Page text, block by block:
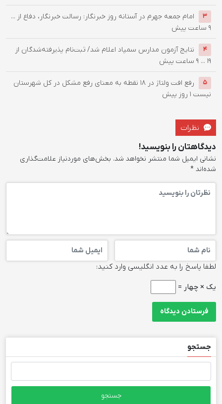
3
امام جمعه جهرم در آستانه روز خبرنگار: رسالت خبرنگار، دفاع از ...
9 ساعت پیش
4
نتایج آزمون مدارس سمپاد اعلام شد/ ثبت‌نام پذیرفته‌شدگان از
۱۹ ...
9 ساعت پیش
5
رفع افت ولتاژ در ۱۸ نقطه به معنای رفع مشکل در کل شهرستان
نیست 1 روز پیش
نظرات
دیدگاهتان را بنویسید!
نشانی ایمیل شما منتشر نخواهد شد. بخش‌های موردنیاز علامت‌گذاری
شده‌اند *
لطفا پاسخ را به عدد انگلیسی وارد کنید:
یک × چهار =
جستجو
برای: